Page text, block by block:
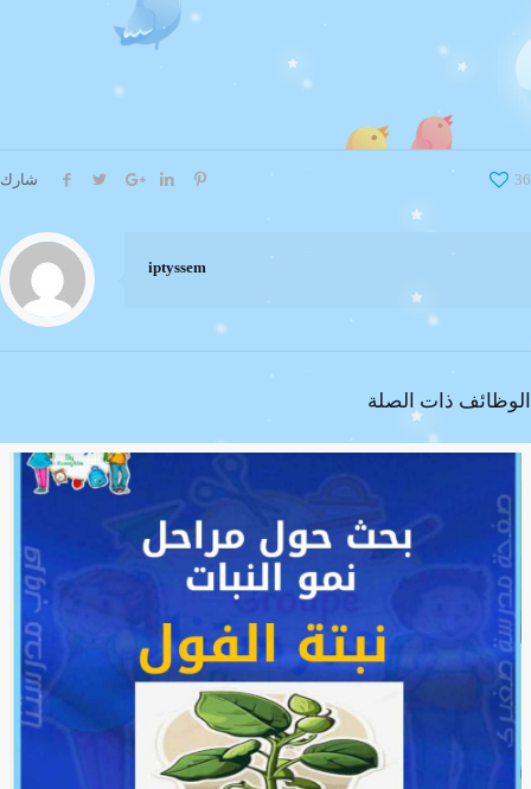
شارك 36
iptyssem
الوظائف ذات الصلة